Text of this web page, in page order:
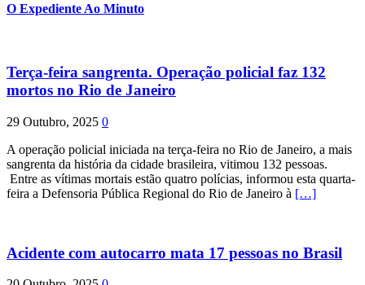
O Expediente Ao Minuto
Terça-feira sangrenta. Operação policial faz 132
mortos no Rio de Janeiro
29 Outubro, 2025 0
A operação policial iniciada na terça-feira no Rio de Janeiro, a mais
sangrenta da história da cidade brasileira, vitimou 132 pessoas.
Entre as vítimas mortais estão quatro polícias, informou esta quarta-
feira a Defensoria Pública Regional do Rio de Janeiro à […]
Acidente com autocarro mata 17 pessoas no Brasil